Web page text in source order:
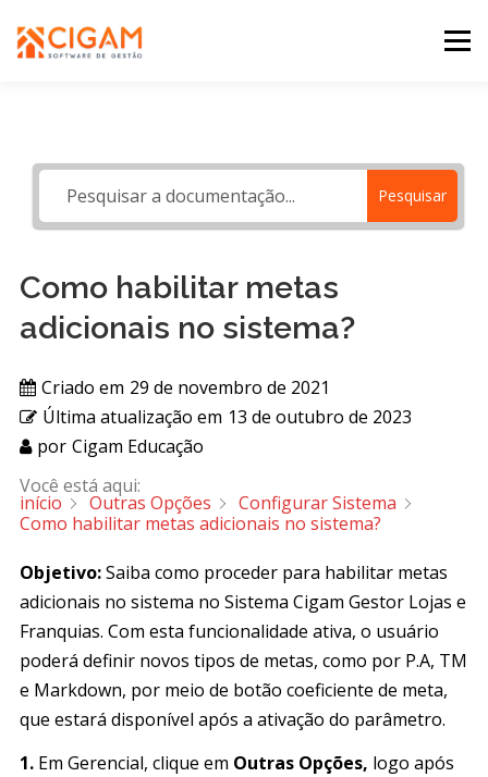
para
Menu
PORTAL WEB MOBILE SUPORTE Pesquisar
Como habilitar metas
adicionais no sistema?
Criado em 29 de novembro de 2021
Última atualização em 13 de outubro de 2023
por Cigam Educação
Você está aqui:
início Outras Opções
Configurar Sistema
Como habilitar metas adicionais no sistema?
Objetivo:Saiba como proceder para habilitar metas
adicionais no sistema no Sistema Cigam Gestor Lojas e
Franquias. Com esta funcionalidade ativa, o usuário
poderá definir novos tipos de metas, como por P.A, TM
e Markdown, por meio de botão coeficiente de meta,
que estará disponível após a ativação do parâmetro.
1. Em Gerencial, clique em Outras Opções, logo após